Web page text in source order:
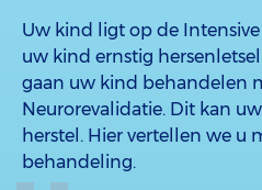
Uw kind ligt op de
uw kind ernstig
gaan uw kind behandelen
Neurorevalidatie. Dit kan
herstel. Hier vertellen we u
behandeling.